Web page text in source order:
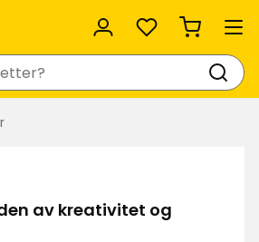
Favoritter
av kreativitet og